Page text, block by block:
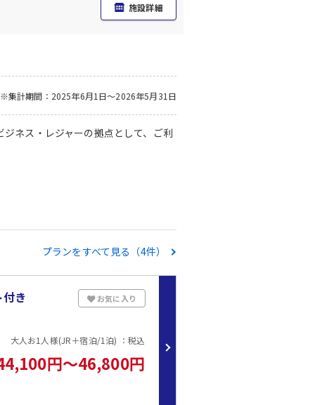
施設詳細
※集計期間：2025年6月1日～2026年5月31日
ネス・レジャーの拠点として、ご利
プランをすべて見る（4件）
き
大人お1人様(JR＋宿泊/1泊) ：税込
円～46,800円
お気に入り